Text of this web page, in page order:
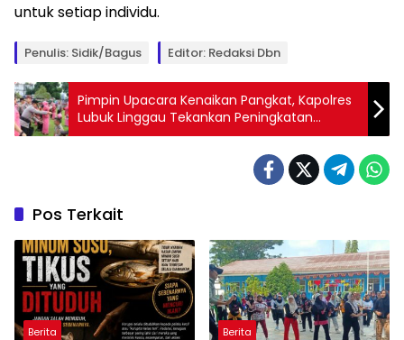
untuk setiap individu.
Penulis: Sidik/Bagus Editor: Redaksi Dbn
Pimpin Upacara Kenaikan Pangkat, Kapolres
Lubuk Linggau Tekankan Peningkatan
Dedikasi dan Pelayanan Masyarakat
Pos Terkait
Berita Berita